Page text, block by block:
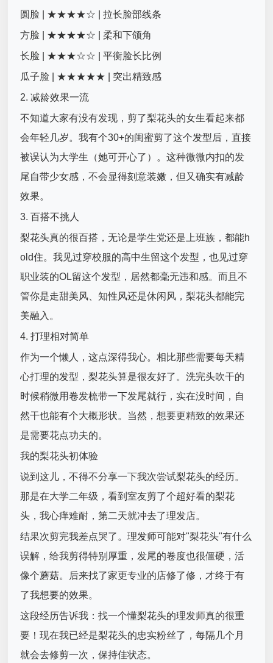
圆脸 | ★★★★☆ | 拉长脸部线条
方脸 | ★★★★☆ | 柔和下颌角
长脸 | ★★★☆☆ | 平衡脸长比例
瓜子脸 | ★★★★★ | 突出精致感
2. 减龄效果一流
不知道大家有没有发现，剪了梨花头的女生看起来都
会年轻几岁。我有个30+的闺蜜剪了这个发型后，直接
被误认为大学生（她可开心了）。这种微微内扣的发
尾自带少女感，不会显得刻意装嫩，但又确实有减龄
效果。
3. 百搭不挑人
梨花头真的很百搭，无论是学生党还是上班族，都能h
old住。我见过穿校服的高中生留这个发型，也见过穿
职业装的OL留这个发型，居然都毫无违和感。而且不
管你是走甜美风、知性风还是休闲风，梨花头都能完
美融入。
4. 打理相对简单
作为一个懒人，这点深得我心。相比那些需要每天精
心打理的发型，梨花头算是很友好了。洗完头吹干的
时候稍微用卷发梳带一下发尾就行，实在没时间，自
然干也能有个大概形状。当然，想要更精致的效果还
是需要花点功夫的。
我的梨花头初体验
说到这儿，不得不分享一下我次尝试梨花头的经历。
那是在大学二年级，看到室友剪了个超好看的梨花
头，我心痒难耐，第二天就冲去了理发店。
结果次剪完我差点哭了。理发师可能对"梨花头"有什么
误解，给我剪得特别厚重，发尾的卷度也很僵硬，活
像个蘑菇。后来找了家更专业的店修了修，才终于有
了我想要的效果。
这段经历告诉我：找一个懂梨花头的理发师真的很重
要！现在我已经是梨花头的忠实粉丝了，每隔几个月
就会去修剪一次，保持佳状态。